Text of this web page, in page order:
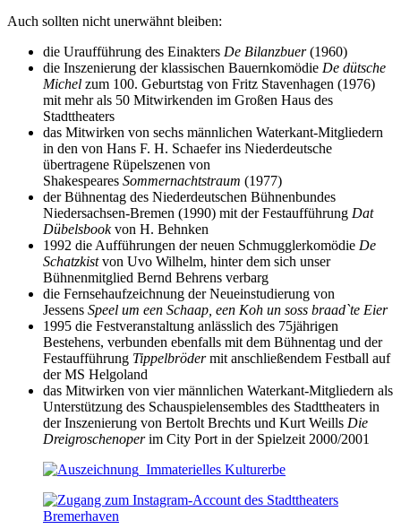
Auch sollten nicht unerwähnt bleiben:
die Uraufführung des Einakters De Bilanzbuer(1960)
die Inszenierung der klassischen Bauernkomödie De dütsche
Michel zum 100. Geburtstag von Fritz Stavenhagen (1976)
mit mehr als 50 Mitwirkenden im Großen Haus des
Stadttheaters
das Mitwirken von sechs männlichen Waterkant-Mitgliedern
in den von Hans F. H. Schaefer ins Niederdeutsche
übertragene Rüpelszenen von
Shakespeares Sommernachtstraum (1977)
der Bühnentag des Niederdeutschen Bühnenbundes
Niedersachsen-Bremen (1990) mit der Festaufführung Dat
Dübelsbookvon H. Behnken
1992 die Aufführungen der neuen Schmugglerkomödie De
Schatzkistvon Uvo Wilhelm, hinter dem sich unser
Bühnenmitglied Bernd Behrens verbarg
die Fernsehaufzeichnung der Neueinstudierung von
Jessens Speel um een Schaap, een Koh un soss braad`te Eier
1995 die Festveranstaltung anlässlich des 75jährigen
Bestehens, verbunden ebenfalls mit dem Bühnentag und der
Festaufführung Tippelbrödermit anschließendem Festball auf
der MS Helgoland
das Mitwirken von vier männlichen Waterkant-Mitgliedern als
Unterstützung des Schauspielensembles des Stadttheaters in
der Inszenierung von Bertolt Brechts und Kurt Weills Die
Dreigroschenoperim City Port in der Spielzeit 2000/2001